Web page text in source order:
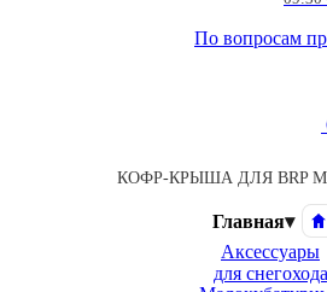
По вопросам
КОФР-КРЫША ДЛЯ BRP
Главная▾
Аксессуары
для снегохода